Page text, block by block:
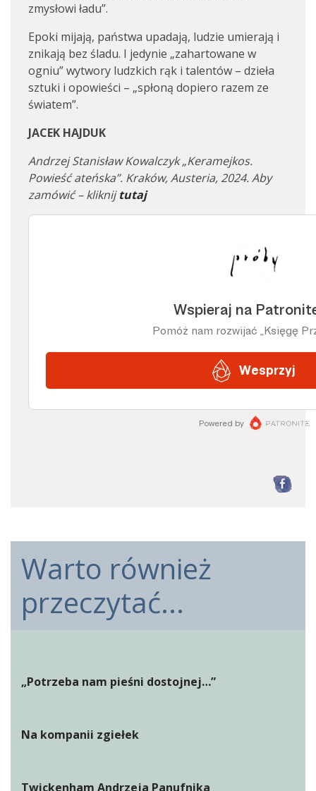
zmysłowi ładu”.
Epoki mijają, państwa upadają, ludzie umierają i
znikają bez śladu. I jedynie „zahartowane w
ogniu” wytwory ludzkich rąk i talentów – dzieła
sztuki i opowieści – „spłoną dopiero razem ze
światem”.
JACEK HAJDUK
Andrzej Stanisław Kowalczyk „Keramejkos.
Powieść ateńska”. Kraków, Austeria, 2024. Aby
zamówić – kliknijtutaj
Warto również
przeczytać...
„Potrzeba nam pieśni dostojnej…”
Na kompanii zgiełek
Twickenham Andrzeja Panufnika